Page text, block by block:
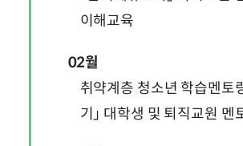
이해교육
02월
취약계층 청소년 학습멘토
기」 대학생 및 퇴직교원 멘